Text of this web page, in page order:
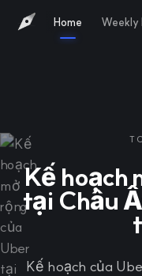
Home Weekly
Kế hoạch
tại Châu
Kế hoạch của